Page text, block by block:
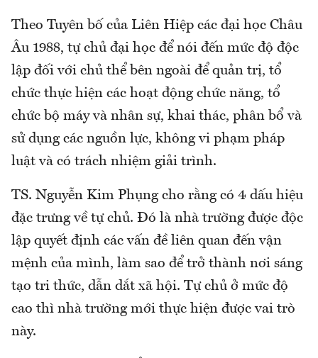
Theo Tuyên bố của Liên Hiệp các đại học Châu
Âu 1988, tự chủ đại học để nói đến mức độ độc
lập đối với chủ thể bên ngoài để quản trị, tổ
chức thực hiện các hoạt động chức năng, tổ
chức bộ máy và nhân sự, khai thác, phân bổ và
sử dụng các nguồn lực, không vi phạm pháp
luật và có trách nhiệm giải trình.
TS. Nguyễn Kim Phụng cho rằng có 4 dấu hiệu
đặc trưng về tự chủ. Đó là nhà trường được độc
lập quyết định các vấn đề liên quan đến vận
mệnh của mình, làm sao để trở thành nơi sáng
tạo tri thức, dẫn dắt xã hội. Tự chủ ở mức độ
cao thì nhà trường mới thực hiện được vai trò
này.